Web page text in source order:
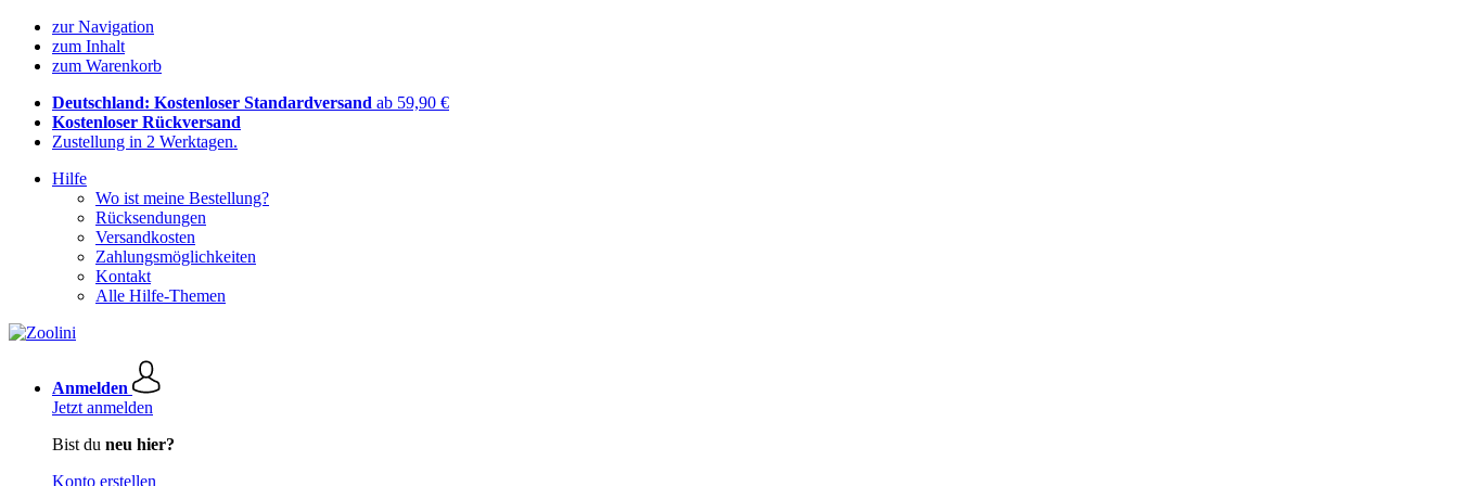
zur Navigation
zum Inhalt
zum Warenkorb
Deutschland: Kostenloser Standardversand ab 59,90 €
Kostenloser Rückversand
Zustellung in 2 Werktagen.
Hilfe
Wo ist meine Bestellung?
Rücksendungen
Versandkosten
Zahlungsmöglichkeiten
Kontakt
Alle Hilfe-Themen
Anmelden
Jetzt anmelden
Bist du neu hier?
Konto erstellen